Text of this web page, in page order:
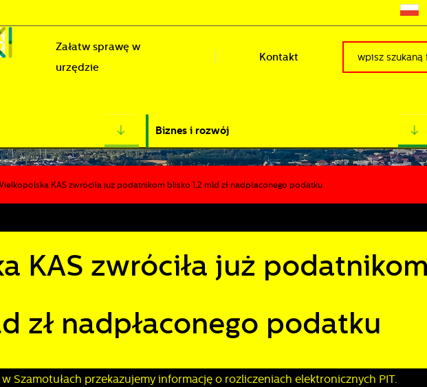
Załatw sprawę w
urzędzie
Kontakt
Biznes i rozwój
KAS zwróciła już podatnikom blisko 1,2 mld zł nadpłaconego podatku
KAS zwróciła już podatnikom
zł nadpłaconego podatku
Szamotułach przekazujemy informację o rozliczeniach elektronicznych PIT.